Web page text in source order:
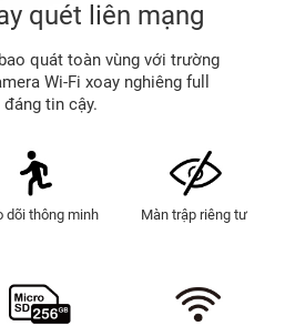
quét liên mạng
quát toàn vùng với trường
Wi-Fi xoay nghiêng full
đáng tin cậy.
dõi thông minh Màn trập riêng tư